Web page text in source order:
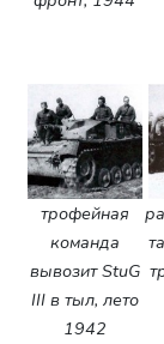
трофейная
команда
вывозит StuG
III в тыл, лето
1942